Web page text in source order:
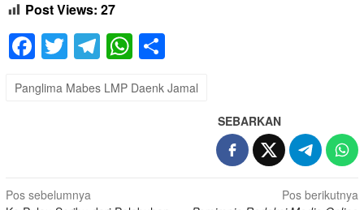
Post Views: 27
Facebook
Twitter
Telegram
WhatsApp
Panglima Mabes LMP Daenk Jamal
SEBARKAN
Navigasi
Pos sebelumnya
Pos berikutnya